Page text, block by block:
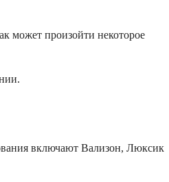
может произойти некоторое
включают Вализон, Люксик